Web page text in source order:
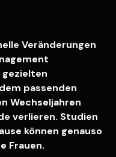
Veränderungen
gezielten
passenden
Wechseljahren
verlieren. Studien
können genauso
Frauen.